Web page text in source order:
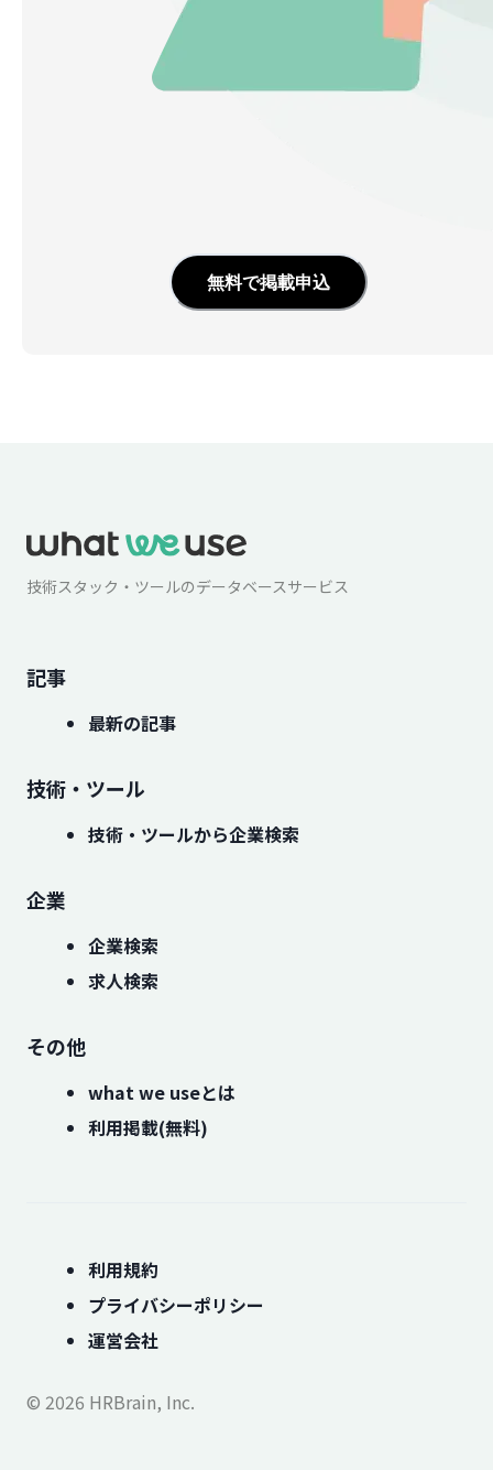
無料で掲載申込
技術スタック・ツールのデータベースサービス
記事
最新の記事
技術・ツール
技術・ツールから企業検索
企業
企業検索
求人検索
その他
what we useとは
利用掲載(無料)
利用規約
プライバシーポリシー
運営会社
© 2026 HRBrain, Inc.